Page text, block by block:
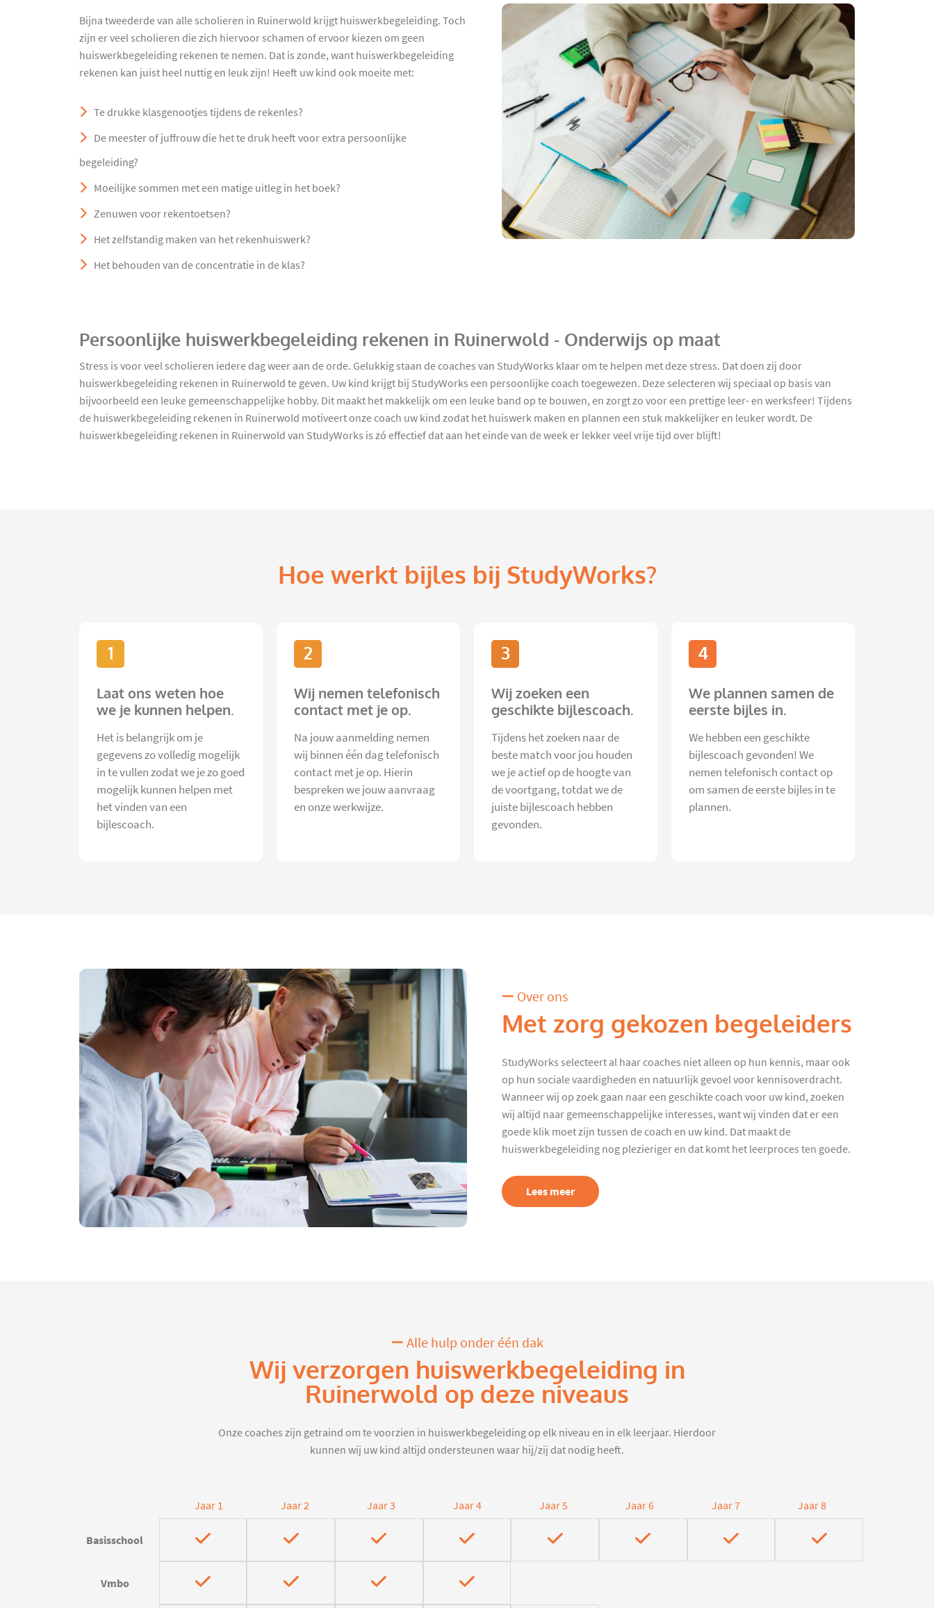
Bijna tweederde van alle scholieren in Ruinerwold krijgt huiswerkbegeleiding. Toch
zijn er veel scholieren die zich hiervoor schamen of ervoor kiezen om geen
huiswerkbegeleiding rekenen te nemen. Dat is zonde, want huiswerkbegeleiding
rekenen kan juist heel nuttig en leuk zijn! Heeft uw kind ook moeite met:
Te drukke klasgenootjes tijdens de rekenles?
De meester of juffrouw die het te druk heeft voor extra persoonlijke
begeleiding?
Moeilijke sommen met een matige uitleg in het boek?
Zenuwen voor rekentoetsen?
Het zelfstandig maken van het rekenhuiswerk?
Het behouden van de concentratie in de klas?
Persoonlijke huiswerkbegeleiding rekenen in Ruinerwold - Onderwijs op maat
Stress is voor veel scholieren iedere dag weer aan de orde. Gelukkig staan de coaches van StudyWorks klaar om te helpen met deze stress. Dat doen zij door
huiswerkbegeleiding rekenen in Ruinerwold te geven. Uw kind krijgt bij StudyWorks een persoonlijke coach toegewezen. Deze selecteren wij speciaal op basis van
bijvoorbeeld een leuke gemeenschappelijke hobby. Dit maakt het makkelijk om een leuke band op te bouwen, en zorgt zo voor een prettige leer- en werksfeer! Tijdens
de huiswerkbegeleiding rekenen in Ruinerwold motiveert onze coach uw kind zodat het huiswerk maken en plannen een stuk makkelijker en leuker wordt. De
huiswerkbegeleiding rekenen in Ruinerwold van StudyWorks is zó effectief dat aan het einde van de week er lekker veel vrije tijd over blijft!
Hoe werkt bijles bij StudyWorks?
1
Laat ons weten hoe
we je kunnen helpen.
Het is belangrijk om je
gegevens zo volledig mogelijk
in te vullen zodat we je zo goed
mogelijk kunnen helpen met
het vinden van een
bijlescoach.
2
Wij nemen telefonisch
contact met je op.
Na jouw aanmelding nemen
wij binnen één dag telefonisch
contact met je op. Hierin
bespreken we jouw aanvraag
en onze werkwijze.
3
Wij zoeken een
geschikte bijlescoach.
Tijdens het zoeken naar de
beste match voor jou houden
we je actief op de hoogte van
de voortgang, totdat we de
juiste bijlescoach hebben
gevonden.
4
We plannen samen de
eerste bijles in.
We hebben een geschikte
bijlescoach gevonden! We
nemen telefonisch contact op
om samen de eerste bijles in te
plannen.
Over ons
Met zorg gekozen begeleiders
StudyWorks selecteert al haar coaches niet alleen op hun kennis, maar ook
op hun sociale vaardigheden en natuurlijk gevoel voor kennisoverdracht.
Wanneer wij op zoek gaan naar een geschikte coach voor uw kind, zoeken
wij altijd naar gemeenschappelijke interesses, want wij vinden dat er een
goede klik moet zijn tussen de coach en uw kind. Dat maakt de
huiswerkbegeleiding nog plezieriger en dat komt het leerproces ten goede.
Lees meer
Alle hulp onder één dak
Wij verzorgen huiswerkbegeleiding in
Ruinerwold op deze niveaus
Onze coaches zijn getraind om te voorzien in huiswerkbegeleiding op elk niveau en in elk leerjaar. Hierdoor
kunnen wij uw kind altijd ondersteunen waar hij/zij dat nodig heeft.
Jaar 1 Jaar 2 Jaar 3 Jaar 4 Jaar 5 Jaar 6 Jaar 7 Jaar 8
Basisschool
Vmbo